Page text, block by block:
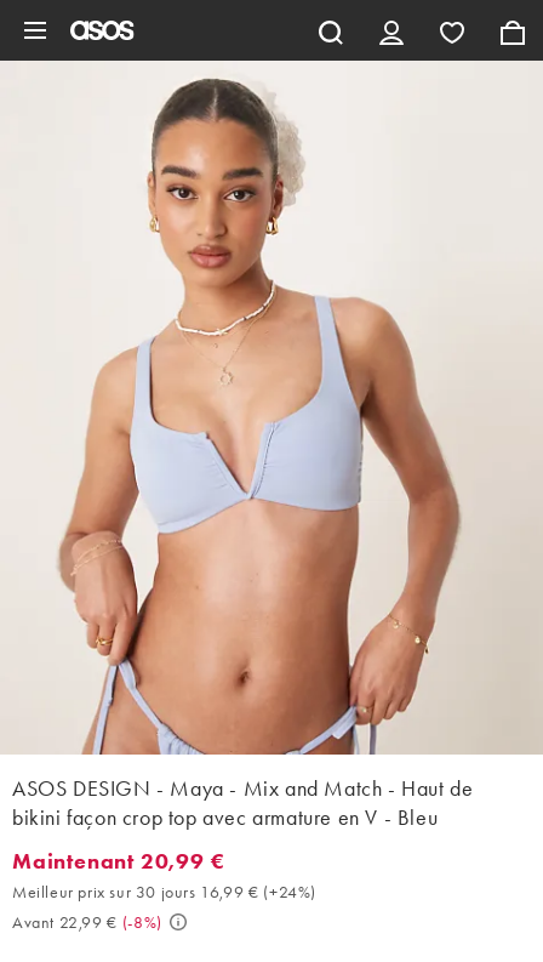
ASOS DESIGN - Maya - Mix and Match - Haut de
bikini façon crop top avec armature en V - Bleu
Maintenant 20,99 €. Meilleur prix sur 30 jours 16,99 € (+24%).
Maintenant 20,99 €
Meilleur prix sur 30 jours 16,99 € (+24%)
Avant 22,99 € (-8%)